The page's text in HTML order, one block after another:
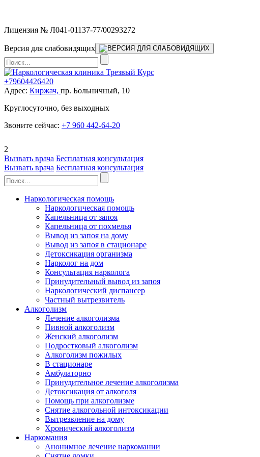
Лицензия № Л041-01137-77/00293272
Версия для слабовидящих
+79604426420
Адрес: Киржач, пр. Больничный, 10
Круглосуточно, без выходных
Звоните сейчас: +7 960 442-64-20
2
Вызвать врача Бесплатная консультация
Вызвать врача Бесплатная консультация
Наркологическая помощь
Наркологическая помощь
Капельница от запоя
Капельница от похмелья
Вывод из запоя на дому
Вывод из запоя в стационаре
Детоксикация организма
Нарколог на дом
Консультация нарколога
Принудительный вывод из запоя
Наркологический диспансер
Частный вытрезвитель
Алкоголизм
Лечение алкоголизма
Пивной алкоголизм
Женский алкоголизм
Подростковый алкоголизм
Алкоголизм пожилых
В стационаре
Амбулаторно
Принудительное лечение алкоголизма
Детоксикация от алкоголя
Помощь при алкоголизме
Снятие алкогольной интоксикации
Вытрезвление на дому
Хронический алкоголизм
Наркомания
Анонимное лечение наркомании